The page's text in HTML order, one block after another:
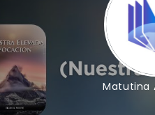
Matutina